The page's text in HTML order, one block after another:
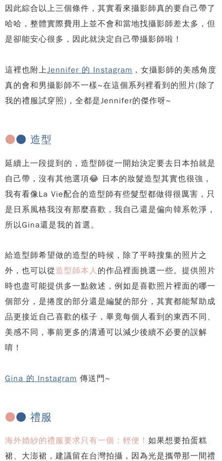
因此綜合以上三個條件，其實看來攝影師真的要自己帶了
哈哈，整體實際費用上並不會和當地找攝影師差太多，但
是卻能安心很多，因此就決定自己帶攝影師啦！
這裡也附上Jennifer 的 Instagram ，女攝影師的美感角度
真的會和男攝影師不一樣~在這個系列裡看到的照片(除了
我的禮服試穿照)，全都是Jennifer的傑作呀~
●● 造型
延續上一段提到的，造型師從一開始決定要去日本拍就是
自己帶，沒有其他選項😂 日本的妝髮造型其實也很強，
我有看像La Vie配合的造型師有些髮型都做得很厲害，只
是日系風格我沒有那麼喜歡，我自己還是偏向韓系乾淨，
所以Gina還是我的首選。
給造型師希望做的造型的時候，除了平時搜集的照片之
外，也可以從造型師本人 的作品裡面挑選一些。提供照片
時也盡可能提供多一點敘述，例如是喜歡照片裡面的哪一
個部分，是捲度的部分還是編髮的部分，其實都能幫助成
品更接近自己喜歡的樣子，畢竟每個人看到的東西不同、
美感不同，事前更多的溝通可以減少後續不必要的誤解
唷！
Gina 的 Instagram 傳送門~
●● 禮服
海外婚紗的禮服要求只有一個：輕便！ 如果想要拍蛋糕
裙、大澎裙，建議留在台灣拍攝，因為光是攜帶那一間禮